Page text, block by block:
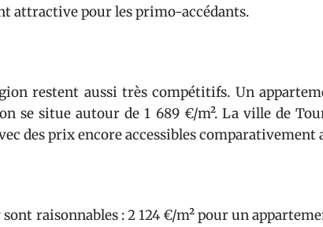
attractive pour les primo-accédants.
restent aussi très compétitifs. Un
se situe autour de 1 689 €/m². La ville de
des prix encore accessibles comparativement
raisonnables : 2 124 €/m² pour un